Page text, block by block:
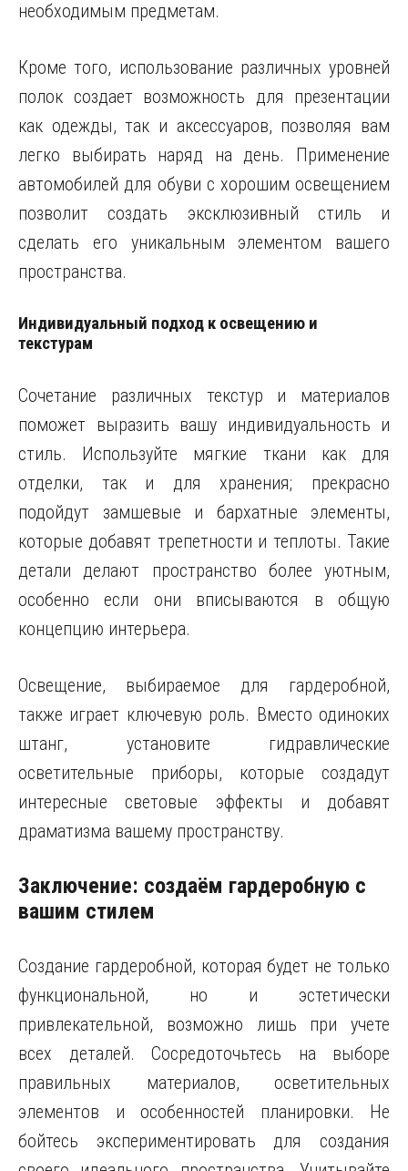
необходимым предметам.
Кроме того, использование различных уровней
полок создает возможность для презентации
как одежды, так и аксессуаров, позволяя вам
легко выбирать наряд на день. Применение
автомобилей для обуви с хорошим освещением
позволит создать эксклюзивный стиль и
сделать его уникальным элементом вашего
пространства.
Индивидуальный подход к освещению и
текстурам
Сочетание различных текстур и материалов
поможет выразить вашу индивидуальность и
стиль. Используйте мягкие ткани как для
отделки, так и для хранения; прекрасно
подойдут замшевые и бархатные элементы,
которые добавят трепетности и теплоты. Такие
детали делают пространство более уютным,
особенно если они вписываются в общую
концепцию интерьера.
Освещение, выбираемое для гардеробной,
также играет ключевую роль. Вместо одиноких
штанг, установите гидравлические
осветительные приборы, которые создадут
интересные световые эффекты и добавят
драматизма вашему пространству.
Заключение: создаём гардеробную с
вашим стилем
Создание гардеробной, которая будет не только
функциональной, но и эстетически
привлекательной, возможно лишь при учете
всех деталей. Сосредоточьтесь на выборе
правильных материалов, осветительных
элементов и особенностей планировки. Не
бойтесь экспериментировать для создания